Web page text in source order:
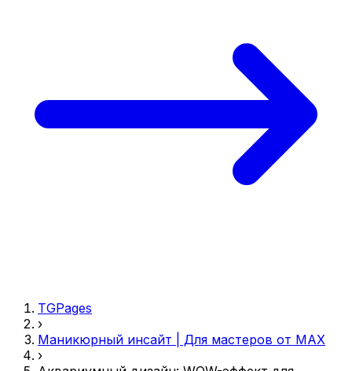
TGPages
›
Маникюрный инсайт | Для мастеров от MAX
›